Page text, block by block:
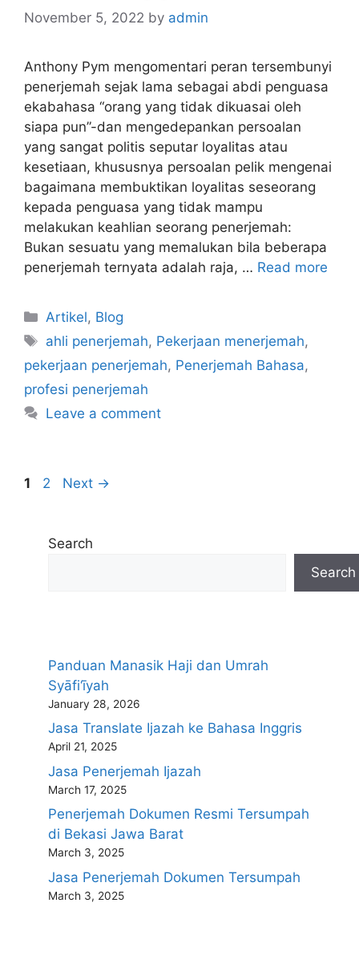
November 5, 2022 by admin
Anthony Pym mengomentari peran tersembunyi
penerjemah sejak lama sebagai abdi penguasa
ekabahasa “orang yang tidak dikuasai oleh
siapa pun”-dan mengedepankan persoalan
yang sangat politis seputar loyalitas atau
kesetiaan, khususnya persoalan pelik mengenai
bagaimana membuktikan loyalitas seseorang
kepada penguasa yang tidak mampu
melakukan keahlian seorang penerjemah:
Bukan sesuatu yang memalukan bila beberapa
penerjemah ternyata adalah raja, … Read more
Categories
Artikel, Blog
Tags
ahli penerjemah, Pekerjaan menerjemah,
pekerjaan penerjemah, Penerjemah Bahasa,
profesi penerjemah
Leave a comment
Page
1 Page
2 Next →
Search
Search
Panduan Manasik Haji dan Umrah
Syāfi‘īyah
January 28, 2026
Jasa Translate Ijazah ke Bahasa Inggris
April 21, 2025
Jasa Penerjemah Ijazah
March 17, 2025
Penerjemah Dokumen Resmi Tersumpah
di Bekasi Jawa Barat
March 3, 2025
Jasa Penerjemah Dokumen Tersumpah
March 3, 2025